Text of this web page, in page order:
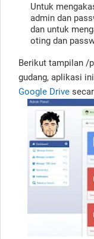
Untuk
admin dan
dan untuk
oting dan
Berikut tampilan /
gudang, aplikasi
Google Drive